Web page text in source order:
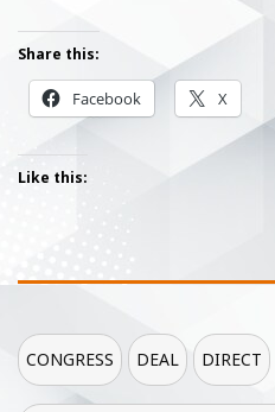
Share this:
Facebook X
Like this:
CONGRESS DEAL DIRECT